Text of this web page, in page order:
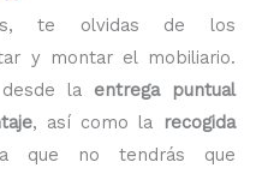
te olvidas de los
y montar el mobiliario.
la entrega puntual
, así como la
recogida
que no tendrás que